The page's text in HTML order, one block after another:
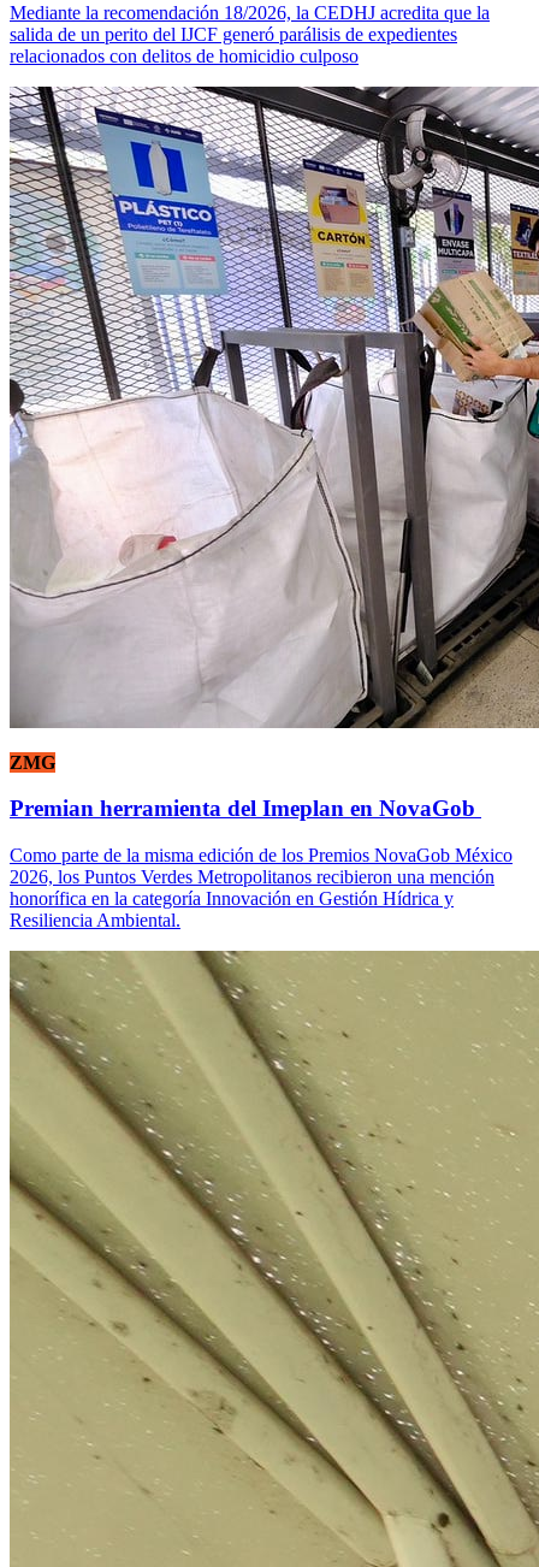
Mediante la recomendación 18/2026, la CEDHJ acredita que la
salida de un perito del IJCF generó parálisis de expedientes
relacionados con delitos de homicidio culposo
ZMG
Premian herramienta del Imeplan en NovaGob
Como parte de la misma edición de los Premios NovaGob México
2026, los Puntos Verdes Metropolitanos recibieron una mención
honorífica en la categoría Innovación en Gestión Hídrica y
Resiliencia Ambiental.